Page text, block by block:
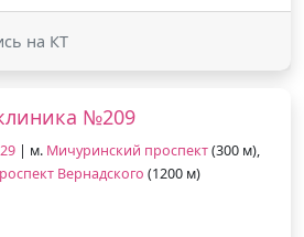
на КТ
№209
| м. Мичуринский проспект(300 м),
Вернадского (1200 м)